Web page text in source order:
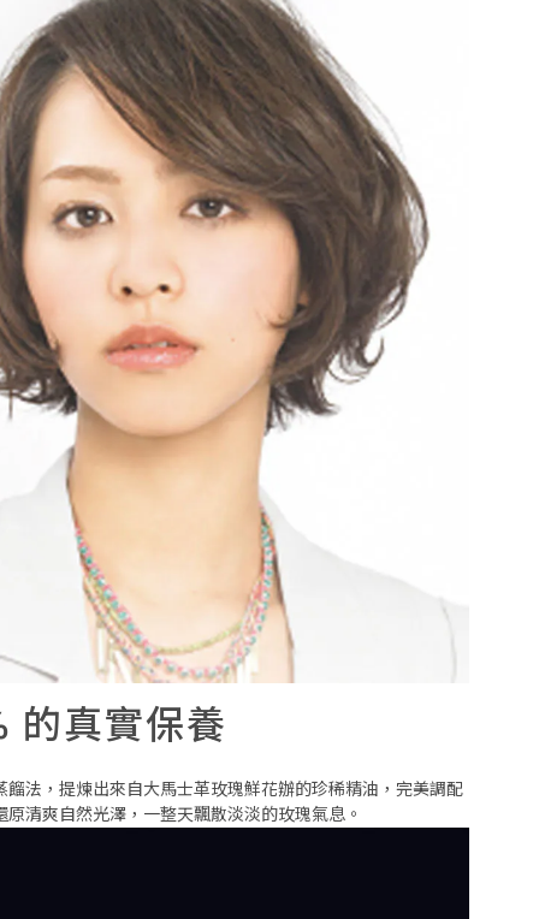
的真實保養
法，提煉出來自大馬士革玫瑰鮮花辦的珍稀精油，完美調配
清爽自然光澤，一整天飄散淡淡的玫瑰氣息。